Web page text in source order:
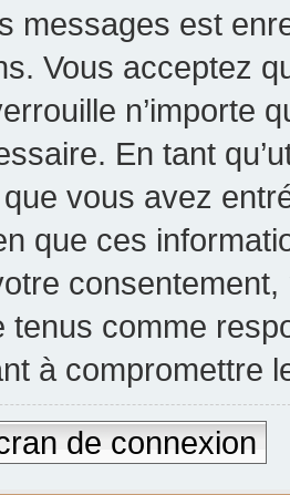
messages est
Vous acceptez
n’importe
En tant
vous avez
que ces
consentement,
tenus comme
à compromettre
de connexion